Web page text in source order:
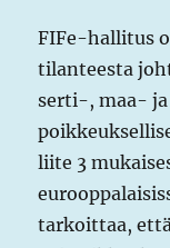
FIFe-hallitus
tilanteesta
serti-, maa-
liite 3
tarkoittaa,